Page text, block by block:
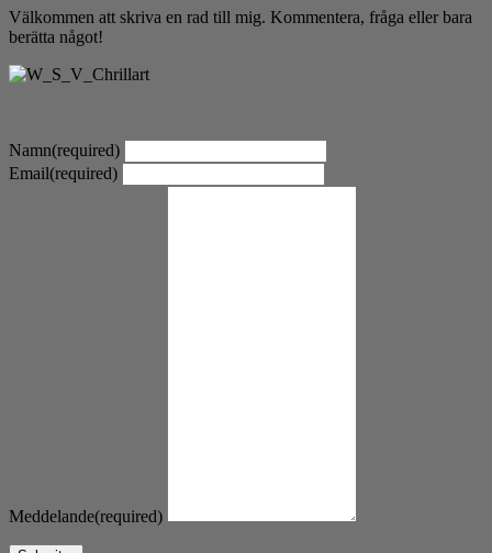
Välkommen att skriva en rad till mig. Kommentera, fråga eller bara
berätta något!
Namn(required)
Email(required)
Meddelande(required)